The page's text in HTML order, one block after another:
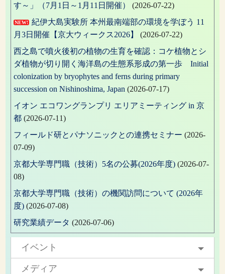
す～」（7月1日～1月11日開催）
(2026-07-22)
NEW!
紀伊大島実験所 本州最南端部の環境を学ぼう 11
月3日開催【京大ウィークス2026】
(2026-07-22)
西之島で噴火後初の植物の生育を確認：コケ植物とシ
ダ植物が切り開く海洋島の生態系形成の第一歩 Initial
colonization by bryophytes and ferns during primary
succession on Nishinoshima, Japan (2026-07-17)
イオン エコワングランプリ エリアミーティング in 京
都 (2026-07-11)
フィールド研とパナソニックとの連携セミナー (2026-
07-09)
京都大学専門職（技術）5名の公募(2026年度) (2026-07-
08)
京都大学専門職（技術）の機関訪問について (2026年
度) (2026-07-08)
研究業績データ (2026-07-06)
イベント
メディア